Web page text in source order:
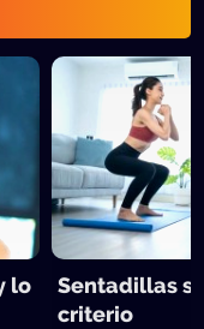
lo
Sentadillas
criterio